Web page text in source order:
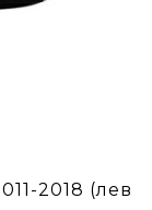
2018 (лев